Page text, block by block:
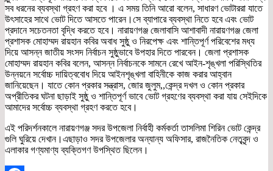
সব ধরনের ব্যবস্থা গ্রহণ করা হবে । এ সময় তিনি আরো বলেন, সাধারণ ভোটাররা যাতে
উৎসাহের সাথে ভোট দিতে আসতে পারেন।সে ব্যাপারে ব্যবস্থা নিতে হবে এবং ভোট
প্রদানে সচেতনতা বৃদ্ধি করতে হবে। নারায়ণগঞ্জ জেলাবাসি আশাবাদী নারায়ণগঞ্জ জেলা
প্রশাসক মোহাম্মদ রায়হান কবির অবাধ সুষ্ঠু ও নিরপেক্ষ এবং শান্তিপূর্ণ পরিবেশের মধ্য
দিয়ে আসন্ন জাতীয় সংসদ নির্বাচন সুষ্ঠুভাবে উপহার দিতে পারবেন। জেলা প্রশাসক
মোহাম্মদ রায়হান কবির বলেন, আসন্ন নির্বাচনকে সামনে রেখে আইন-শৃঙ্খলা পরিস্থিতির
উন্নয়নে সর্বোচ্চ দায়িত্ববোধ দিয়ে আইনশৃঙ্খলা বাহিনীকে কাজ করার আহ্বান
জানিয়েছেন। যাতে কোন প্রকার সন্ত্রাস, জোর জুলুম,,কেন্দ্র দখল ও কোন প্রকার
অপ্রীতিকর ঘটনা ছাড়াই সুষ্ঠু ও শান্তিপূর্ণ ভাবে ভোট গ্রহণের ব্যবস্থা করা যায় সেইদিকে
আমাদের সর্বোচ্চ ব্যবস্থা গ্রহণ করতে হবে।
এই পরিদর্শনকালে নারায়ণগঞ্জ সদর উপজেলা নির্বাহী কর্মকর্তা তাসলিমা শিরিন ভোট কেন্দ্র
গুলি ঘুরিয়ে দেখান।এছাড়াও সদর উপজেলার অন্যান্য অফিসার, রাজনৈতিক নেতৃবৃন্দ ও
এলাকার গণ্যমাণ্য ব্যক্তিগণ উপস্থিত ছিলেন।